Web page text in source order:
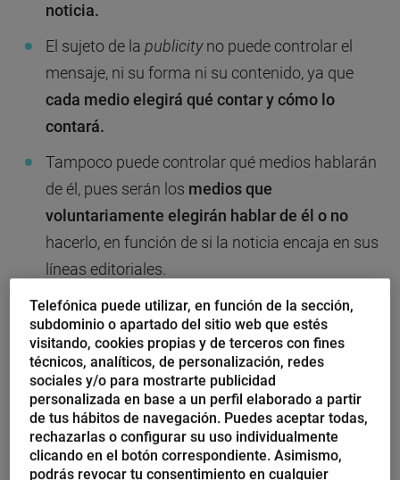
noticia.
El sujeto de la publicityno puede controlar el
mensaje, ni su forma ni su contenido, ya que
cada medio elegirá qué contar y cómo lo
contará.
Tampoco puede controlar qué medios hablarán
de él, pues serán los medios que
voluntariamente elegirán hablar de él o no
hacerlo, en función de si la noticia encaja en sus
líneas editoriales.
Lapublicityno puede comprarse, no tiene precio
y, a menudo, si tarifáramos lo que costaría haber
pagado su equivalente en publicidad, las cifras
resultantes serían astronómicas.
Echando el anzuelo
Telefónica puede utilizar, en función de la sección,
subdominio o apartado del sitio web que estés
visitando, cookies propias y de terceros con fines
técnicos, analíticos, de personalización, redes
sociales y/o para mostrarte publicidad
personalizada en base a un perfil elaborado a partir
de tus hábitos de navegación. Puedes aceptar todas,
rechazarlas o configurar su uso individualmente
clicando en el botón correspondiente. Asimismo,
podrás revocar tu consentimiento en cualquier